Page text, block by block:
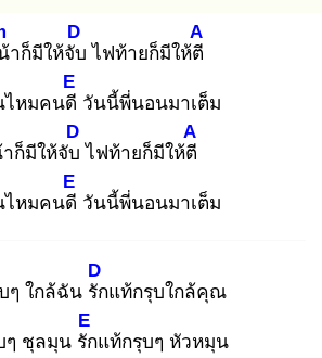
าก็มีให้จับ
D
ไฟท้ายก็มีให้ตี
A
ไหมคนดี
E
วันนี้พี่นอนมาเต็ม
ก็มีให้จับ
D
ไฟท้ายก็มีให้ตี
A
ไหมคนดี
E
วันนี้พี่นอนมาเต็ม
ๆ ใกล้ฉัน รัก
D
แท้กรุบใกล้คุณ
ๆ ชุลมุน รัก
E
แท้กรุบๆ หัวหมุน